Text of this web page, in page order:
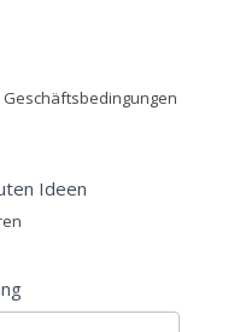
Ideen